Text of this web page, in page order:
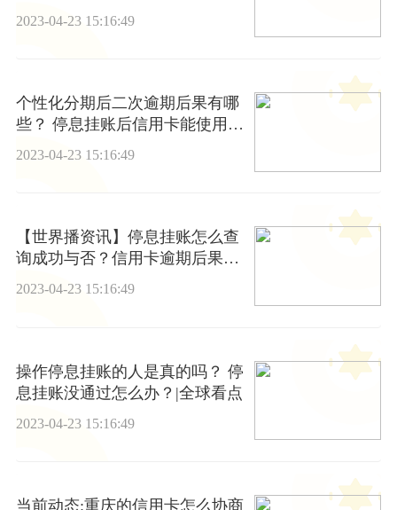
2023-04-23 15:16:49
个性化分期后二次逾期后果有哪
些？ 停息挂账后信用卡能使用
2023-04-23 15:16:49
【世界播资讯】停息挂账怎么查
询成功与否？信用卡逾期后果有
多严重？
2023-04-23 15:16:49
操作停息挂账的人是真的吗？ 停
息挂账没通过怎么办？|全球看点
2023-04-23 15:16:49
当前动态:重庆的信用卡怎么协商